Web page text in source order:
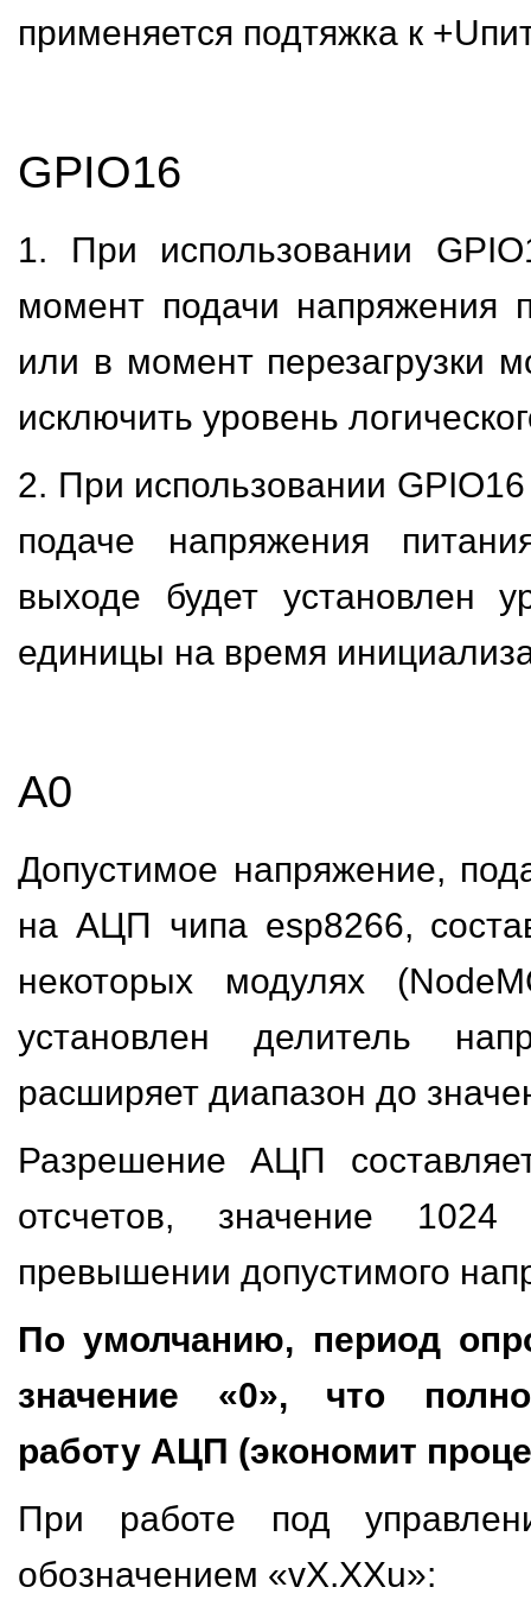
применяется подтяжка к
GPIO16
1. При использовании
момент подачи напряжения
или в момент перезагрузки
исключить уровень
2. При использовании
подаче напряжения
выходе будет установлен
единицы на время
A0
Допустимое напряжение,
на АЦП чипа esp8266,
некоторых модулях
установлен делитель
расширяет диапазон до
Разрешение АЦП
отсчетов, значение 1024
превышении допустимого
По умолчанию, период
значение «0», что
работу АЦП (экономит
При работе под
обозначением «vX.XXu»: